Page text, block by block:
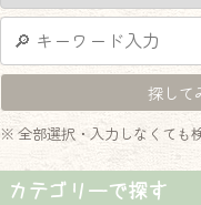
※ 全部選択・入力しなくても
カテゴリーで探す